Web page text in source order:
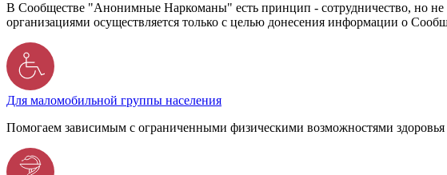
В Сообществе "Анонимные Наркоманы" есть принцип - сотрудничество, но
организациями осуществляется только с целью донесения информации о
Для маломобильной группы населения
Помогаем зависимым с ограниченными физическими возможностями